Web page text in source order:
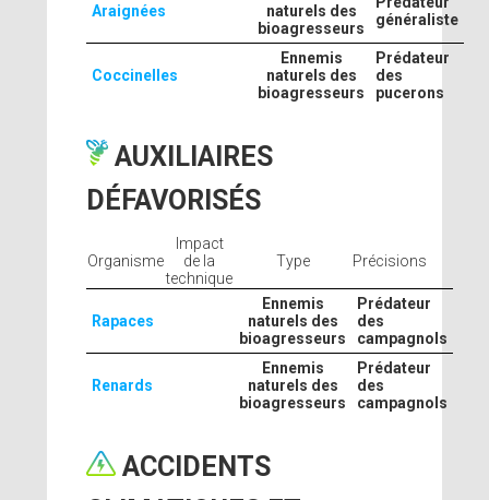
Araignées
naturels des
bioagresseurs
généraliste
Coccinelles
Ennemis
naturels des
bioagresseurs
Prédateur
des
pucerons
AUXILIAIRES
DÉFAVORISÉS
Organisme
Impact
de la
technique
Type Précisions
Rapaces
Ennemis
naturels des
bioagresseurs
Prédateur
des
campagnols
Renards
Ennemis
naturels des
bioagresseurs
Prédateur
des
campagnols
ACCIDENTS